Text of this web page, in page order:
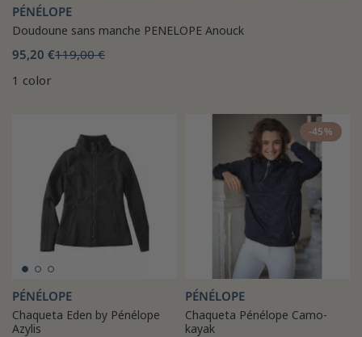
PÉNÉLOPE
Doudoune sans manche PENELOPE Anouck
95,20 €119,00 €
1 color
PÉNÉLOPE
Chaqueta Eden by Pénélope
Azylis
-45%
PÉNÉLOPE
Chaqueta Pénélope Camo-
kayak